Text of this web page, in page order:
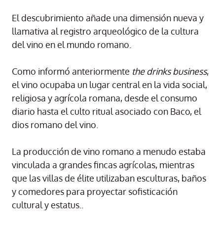
El descubrimiento añade una dimensión nueva y
llamativa al registro arqueológico de la cultura
del vino en el mundo romano.
Como informó anteriormente the drinks business,
el vino ocupaba un lugar central en la vida social,
religiosa y agrícola romana, desde el consumo
diario hasta el culto ritual asociado con Baco, el
dios romano del vino.
La producción de vino romano a menudo estaba
vinculada a grandes fincas agrícolas, mientras
que las villas de élite utilizaban esculturas, baños
y comedores para proyectar sofisticación
cultural y estatus..